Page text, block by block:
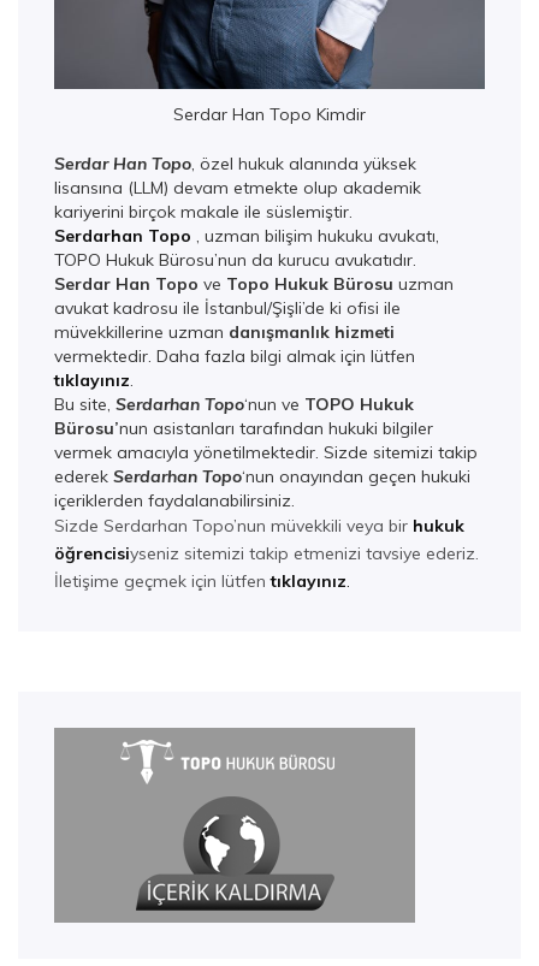
Serdar Han Topo Kimdir
Serdar Han Topo, özel hukuk alanında yüksek
lisansına (LLM) devam etmekte olup akademik
kariyerini birçok makale ile süslemiştir.
Serdarhan Topo , uzman bilişim hukuku avukatı,
TOPO Hukuk Bürosu’nun da kurucu avukatıdır.
Serdar Han Topo ve Topo Hukuk Bürosu uzman
avukat kadrosu ile İstanbul/Şişli’de ki ofisi ile
müvekkillerine uzman danışmanlık hizmeti
vermektedir. Daha fazla bilgi almak için lütfen
tıklayınız.
Bu site, Serdarhan Topo‘nun ve TOPO Hukuk
Bürosu’nun asistanları tarafından hukuki bilgiler
vermek amacıyla yönetilmektedir. Sizde sitemizi takip
ederek Serdarhan Topo‘nun onayından geçen hukuki
içeriklerden faydalanabilirsiniz.
Sizde Serdarhan Topo’nun müvekkili veya bir hukuk
öğrencisiyseniz sitemizi takip etmenizi tavsiye ederiz.
İletişime geçmek için lütfentıklayınız.